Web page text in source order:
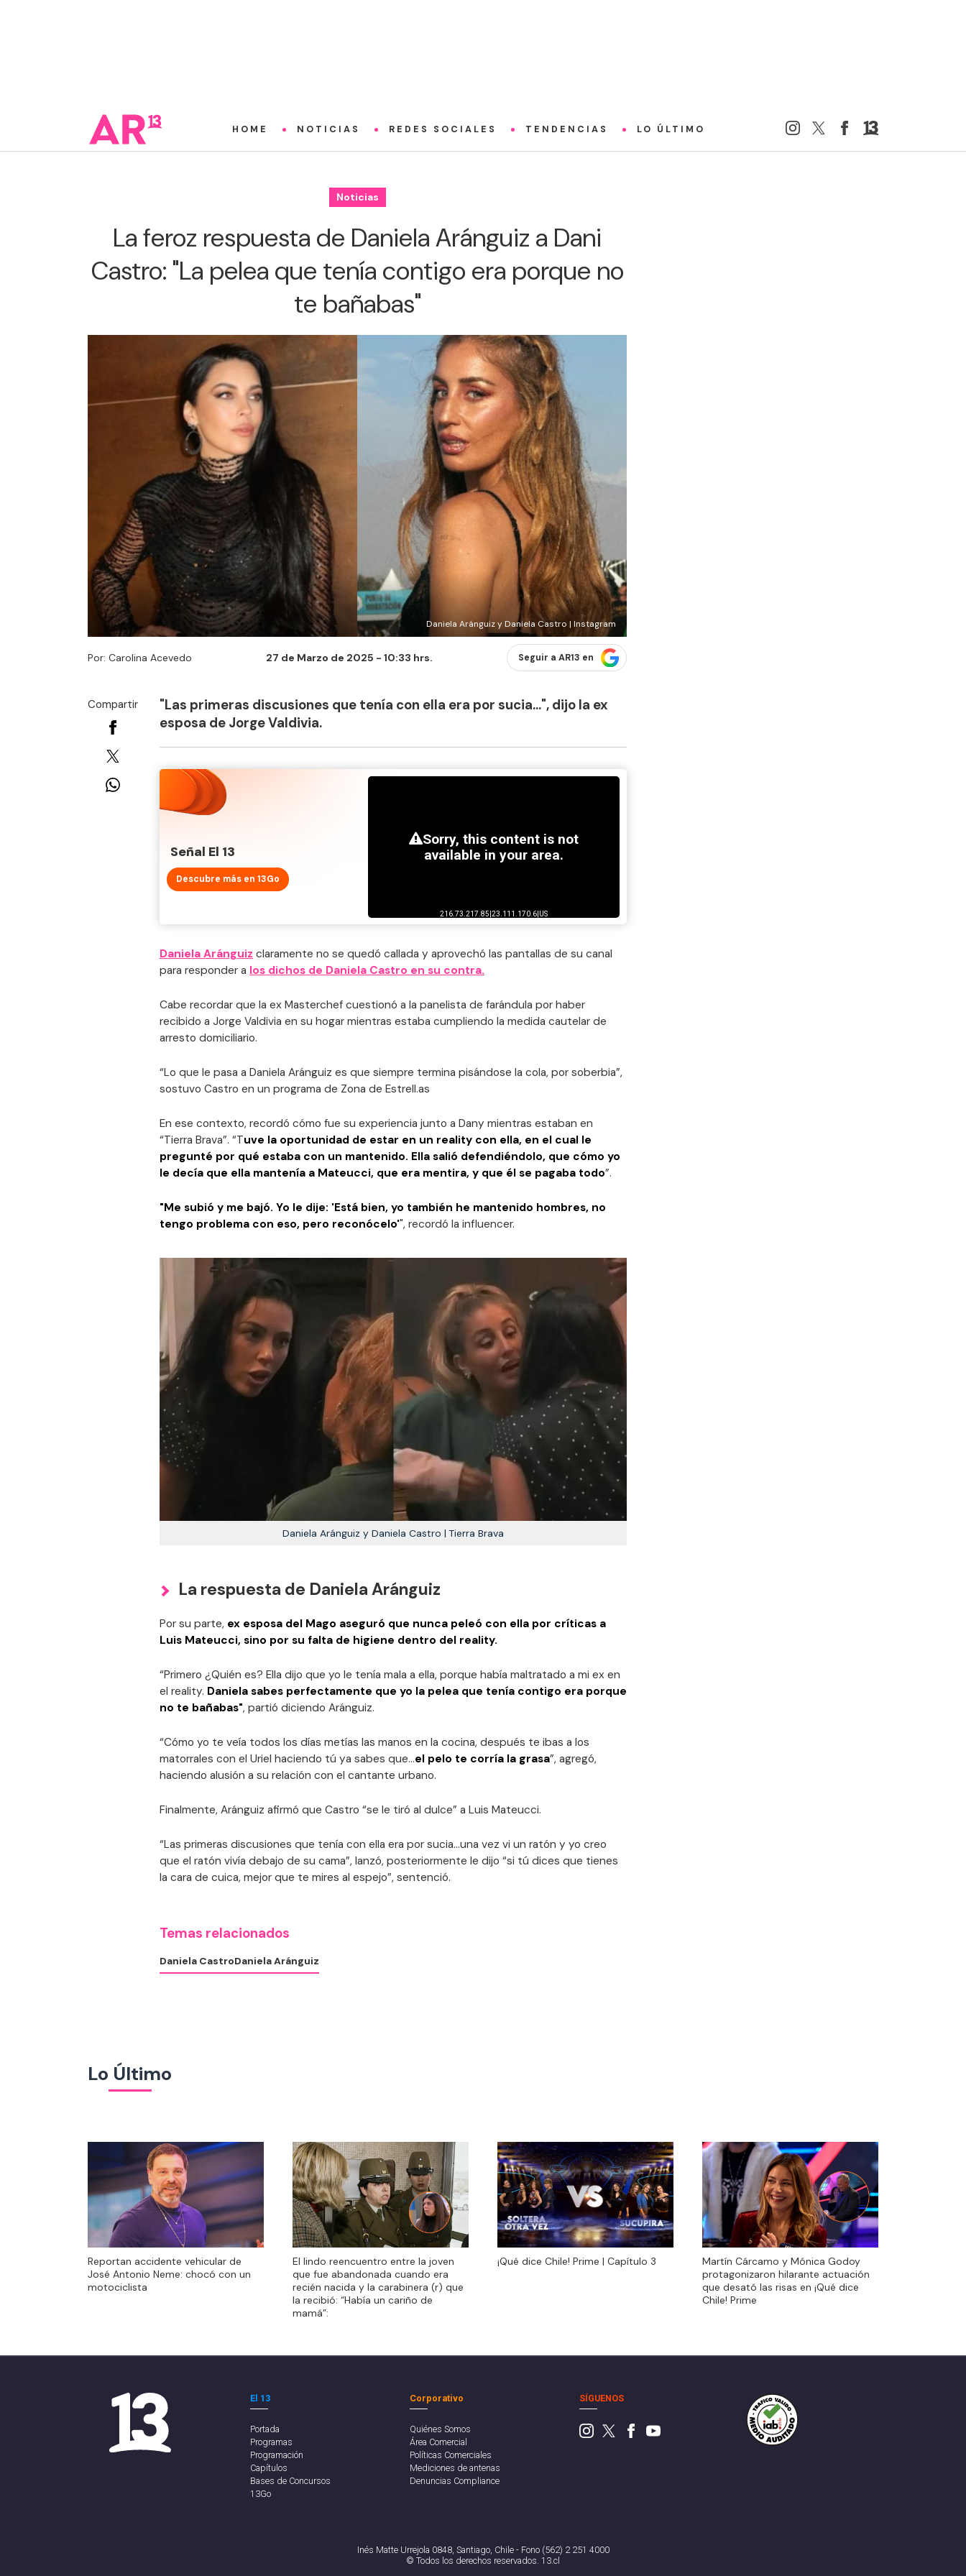
HOME NOTICIAS REDES SOCIALES TENDENCIAS LO ÚLTIMO
Noticias
La feroz respuesta de Daniela Aránguiz a Dani
Castro: "La pelea que tenía contigo era porque no
te bañabas"
Daniela Aránguiz y Daniela Castro | Instagram
Por: Carolina Acevedo 27 de Marzo de 2025 - 10:33 hrs. Seguir a AR13 en
Compartir
"Las primeras discusiones que tenía con ella era por sucia...", dijo la ex
esposa de Jorge Valdivia.
Señal El 13
Descubre más en 13Go
Daniela Aránguiz claramente no se quedó callada y aprovechó las pantallas de su canal
para responder a los dichos de Daniela Castro en su contra.
Cabe recordar que la ex Masterchef cuestionó a la panelista de farándula por haber
recibido a Jorge Valdivia en su hogar mientras estaba cumpliendo la medida cautelar de
arresto domiciliario.
“Lo que le pasa a Daniela Aránguiz es que siempre termina pisándose la cola, por soberbia”,
sostuvo Castro en un programa de Zona de Estrell.as
En ese contexto, recordó cómo fue su experiencia junto a Dany mientras estaban en
“Tierra Brava”. “Tuve la oportunidad de estar en un reality con ella, en el cual le
pregunté por qué estaba con un mantenido. Ella salió defendiéndolo, que cómo yo
le decía que ella mantenía a Mateucci, que era mentira, y que él se pagaba todo”.
"Me subió y me bajó. Yo le dije: 'Está bien, yo también he mantenido hombres, no
tengo problema con eso, pero reconócelo'", recordó la influencer.
Daniela Aránguiz y Daniela Castro | Tierra Brava
La respuesta de Daniela Aránguiz
Por su parte, ex esposa del Mago aseguró que nunca peleó con ella por críticas a
Luis Mateucci, sino por su falta de higiene dentro del reality.
“Primero ¿Quién es? Ella dijo que yo le tenía mala a ella, porque había maltratado a mi ex en
el reality. Daniela sabes perfectamente que yo la pelea que tenía contigo era porque
no te bañabas", partió diciendo Aránguiz.
“Cómo yo te veía todos los días metías las manos en la cocina, después te ibas a los
matorrales con el Uriel haciendo tú ya sabes que...el pelo te corría la grasa”, agregó,
haciendo alusión a su relación con el cantante urbano.
Finalmente, Aránguiz afirmó que Castro “se le tiró al dulce” a Luis Mateucci.
“Las primeras discusiones que tenía con ella era por sucia...una vez vi un ratón y yo creo
que el ratón vivía debajo de su cama”, lanzó, posteriormente le dijo “si tú dices que tienes
la cara de cuica, mejor que te mires al espejo”, sentenció.
Temas relacionados
Daniela CastroDaniela Aránguiz
Lo Último
Reportan accidente vehicular de
José Antonio Neme: chocó con un
motociclista
que fue abandonada cuando era
recién nacida y la carabinera (r) que
la recibió: “Había un cariño de
mamá”:
El lindo reencuentro entre la joven
que fue abandonada cuando era
recién nacida y la carabinera (r) que
la recibió: “Había un cariño de
mamá”:
¡Qué dice Chile! Prime | Capítulo 3
protagonizaron hilarante actuación
que desató las risas en ¡Qué dice
Chile! Prime
Martín Cárcamo y Mónica Godoy
protagonizaron hilarante actuación
que desató las risas en ¡Qué dice
Chile! Prime
El 13
Portada
Programas
Programación
Capítulos
Bases de Concursos
13Go
Corporativo
Quiénes Somos
Área Comercial
Políticas Comerciales
Mediciones de antenas
Denuncias Compliance
SÍGUENOS
Inés Matte Urrejola 0848, Santiago, Chile - Fono (562) 2 251 4000
© Todos los derechos reservados. 13.cl